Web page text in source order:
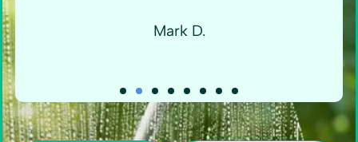
Mark D.